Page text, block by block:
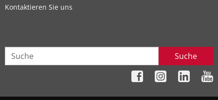
Kontaktieren Sie uns
Suche